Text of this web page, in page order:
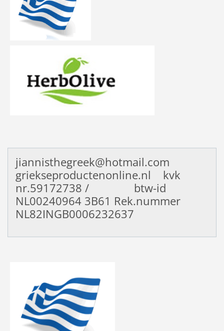
jiannisthegreek@hotmail.com
griekseproductenonline.nl kvk
nr.59172738 / btw-id
NL002409643B61 Rek.nummer
NL82INGB0006232637